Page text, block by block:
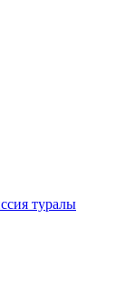
туралы